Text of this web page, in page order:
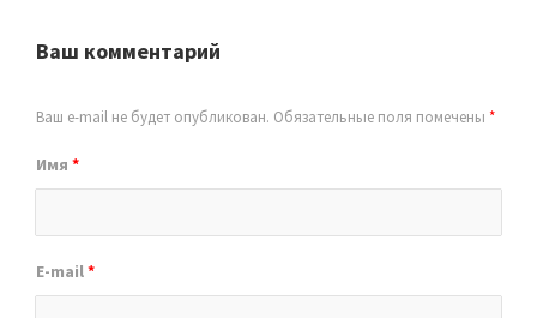
Ваш комментарий
Ваш e-mail не будет опубликован. Обязательные поля помечены *
Имя *
E-mail*